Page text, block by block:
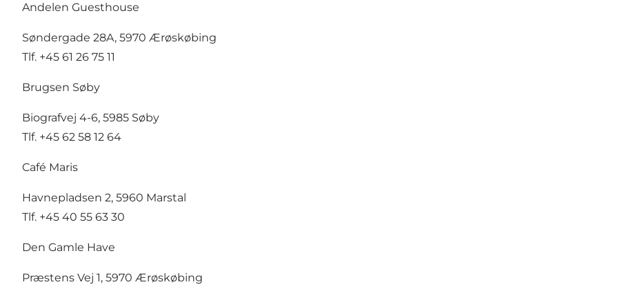
Andelen Guesthouse
Søndergade 28A, 5970 Ærøskøbing
Tlf. +45 61 26 75 11
Brugsen Søby
Biografvej 4-6, 5985 Søby
Tlf. +45 62 58 12 64
Café Maris
Havnepladsen 2, 5960 Marstal
Tlf. +45 40 55 63 30
Den Gamle Have
Præstens Vej 1, 5970 Ærøskøbing